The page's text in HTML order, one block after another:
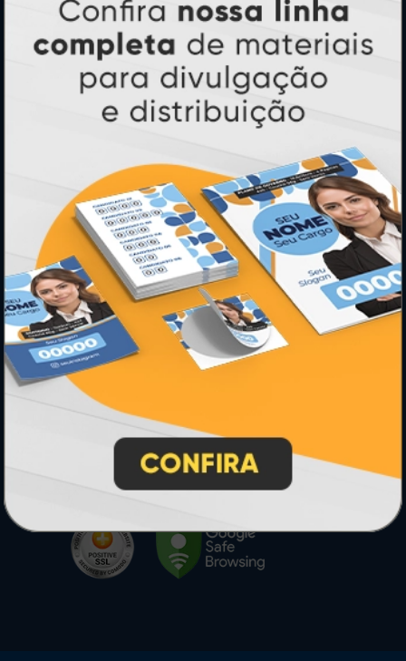
Calendários 2027
* Pagamento com cartão de crédito terá valor adicional.
** Pagamentos a prazo poderão ter acréscimo.
*** Nota fiscal sujeita a emissão de acordo com prestador de
serviço, conforme legislação pertinente.
PARTICIPE
SEGURANÇA